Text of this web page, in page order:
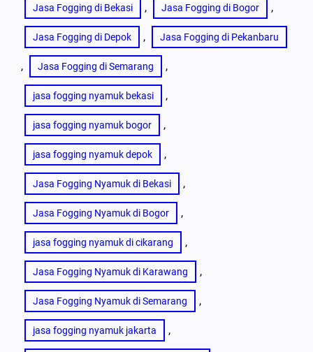
Jasa Fogging di Bekasi , Jasa Fogging di Bogor ,
Jasa Fogging di Depok , Jasa Fogging di Pekanbaru
, Jasa Fogging di Semarang ,
jasa fogging nyamuk bekasi ,
jasa fogging nyamuk bogor ,
jasa fogging nyamuk depok ,
Jasa Fogging Nyamuk di Bekasi ,
Jasa Fogging Nyamuk di Bogor ,
jasa fogging nyamuk di cikarang ,
Jasa Fogging Nyamuk di Karawang ,
Jasa Fogging Nyamuk di Semarang ,
jasa fogging nyamuk jakarta ,